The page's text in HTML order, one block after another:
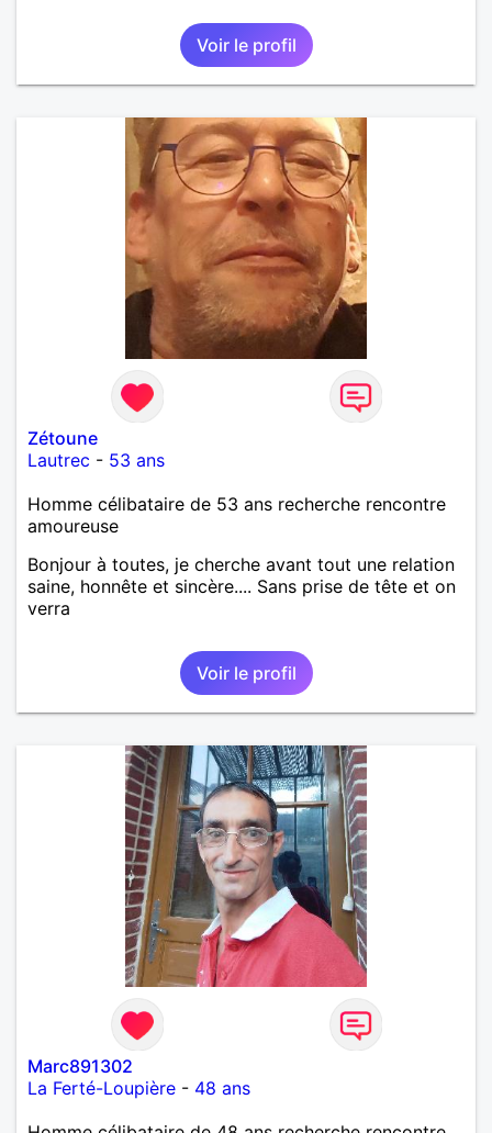
Voir le profil
Zétoune
Lautrec - 53 ans
Homme célibataire de 53 ans recherche rencontre
amoureuse
Bonjour à toutes, je cherche avant tout une relation
saine, honnête et sincère.... Sans prise de tête et on
verra
Voir le profil
Marc891302
La Ferté-Loupière - 48 ans